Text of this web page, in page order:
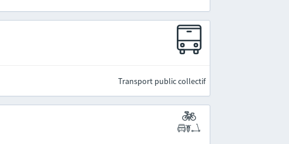
Transport public collectif